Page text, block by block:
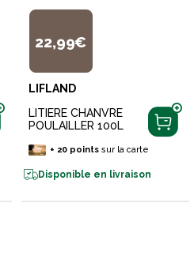
22,99€
LIFLAND
LITIERE CHANVRE
POULAILLER 100L
+ 20pointssur la carte
Disponible en livraison